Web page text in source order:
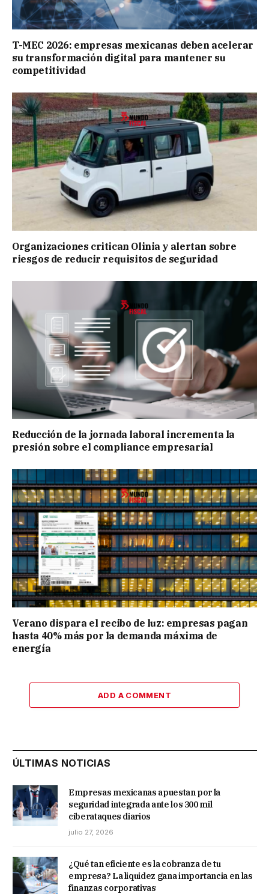
T-MEC 2026: empresas mexicanas deben acelerar
su transformación digital para mantener su
competitividad
Organizaciones critican Olinia y alertan sobre
riesgos de reducir requisitos de seguridad
Reducción de la jornada laboral incrementa la
presión sobre el compliance empresarial
Verano dispara el recibo de luz: empresas pagan
hasta 40% más por la demanda máxima de
energía
ADD A COMMENT
ÚLTIMAS NOTICIAS
Empresas mexicanas apuestan por la
seguridad integrada ante los 300 mil
ciberataques diarios
julio 27, 2026
¿Qué tan eficiente es la cobranza de tu
empresa? La liquidez gana importancia en las
finanzas corporativas